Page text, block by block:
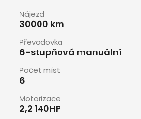
Nájezd
30000 km
Převodovka
6-stupňová manuální
Počet míst
6
Motorizace
2,2 140HP